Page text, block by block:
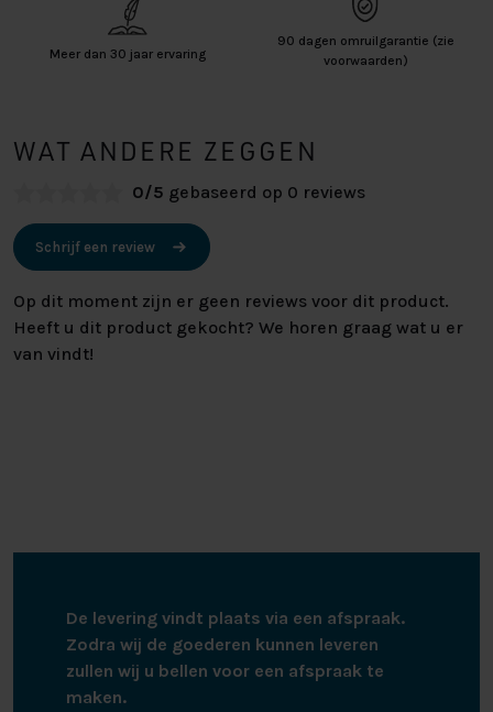
Meer dan 30 jaar ervaring
90 dagen omruilgarantie (zie
voorwaarden)
WAT ANDERE ZEGGEN
0/5 gebaseerd op 0 reviews
Schrijf een review
Op dit moment zijn er geen reviews voor dit product.
Heeft u dit product gekocht? We horen graag wat u er
van vindt!
De levering vindt plaats via een afspraak.
Zodra wij de goederen kunnen leveren
zullen wij u bellen voor een afspraak te
maken.